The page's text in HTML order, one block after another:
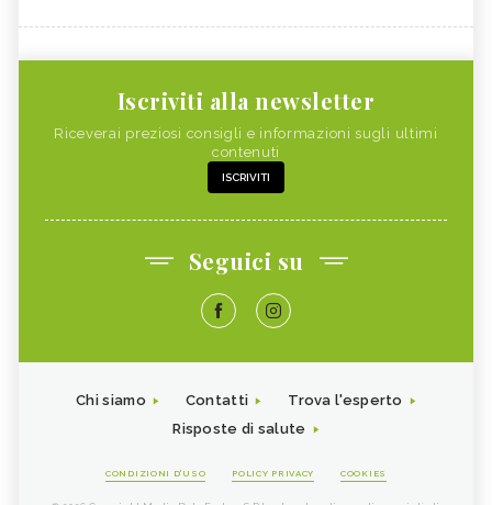
Iscriviti alla newsletter
Riceverai preziosi consigli e informazioni sugli ultimi
contenuti
ISCRIVITI
Seguici su
Chi siamo Contatti
Trova l'esperto
Risposte di salute
CONDIZIONI D'USO POLICY PRIVACY COOKIES